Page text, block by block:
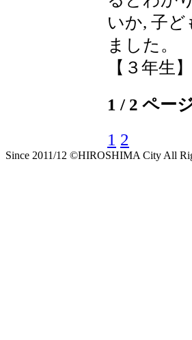
いか, 子
ました。
【３年生
1 / 2 ペー
1 2
Since 2011/12 ©HIROSHIMA City All